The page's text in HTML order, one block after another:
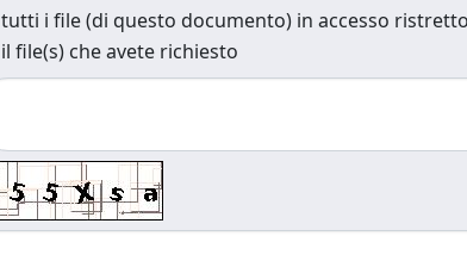
tutti i file (di questo documento) in accesso ristretto
il file(s) che avete richiesto